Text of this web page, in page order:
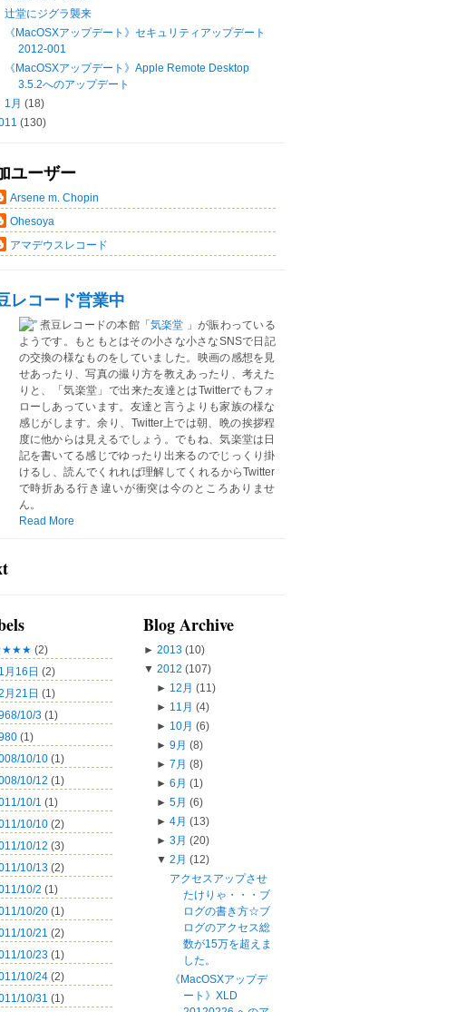
辻堂にジグラ襲来
《MacOSXアップデート》セキュリティアップデート
2012-001
《MacOSXアップデート》Apple Remote Desktop
3.5.2へのアップデート
1月 (18)
(130)
ユーザー
Arsene m. Chopin
Ohesoya
アマデウスレコード
レコード営業中
煮豆レコードの本館「 気楽堂 」が賑わっている
ようです。もともとはその小さな小さなSNSで日記
の交換の様なものをしていました。映画の感想を見
せあったり、写真の撮り方を教えあったり、考えた
りと、「気楽堂」で出来た友達とはTwitterでもフォ
ローしあっています。友達と言うよりも家族の様な
感じがします。余り、Twitter上では朝、晩の挨拶程
度に他からは見えるでしょう。でもね、気楽堂は日
記を書いてる感じでゆったり出来るのでじっくり掛
けるし、読んでくれれば理解してくれるからTwitter
で時折ある行き違いが衝突は今のところありませ
ん。
Read More
(2)
月16日 (2)
月21日 (1)
10/3 (1)
(1)
10/10 (1)
10/12 (1)
10/1 (1)
10/10 (2)
10/12 (3)
10/13 (2)
10/2 (1)
10/20 (1)
10/21 (2)
10/23 (1)
10/24 (2)
10/31 (1)
Blog Archive
► 2013 (10)
▼ 2012 (107)
► 12月 (11)
► 11月 (4)
► 10月 (6)
► 9月 (8)
► 7月 (8)
► 6月 (1)
► 5月 (6)
► 4月 (13)
► 3月 (20)
▼ 2月 (12)
アクセスアップさせ
たけりゃ・・・ブ
ログの書き方☆ブ
ログのアクセス総
数が15万を超えま
した。
《MacOSXアップデ
ート》XLD